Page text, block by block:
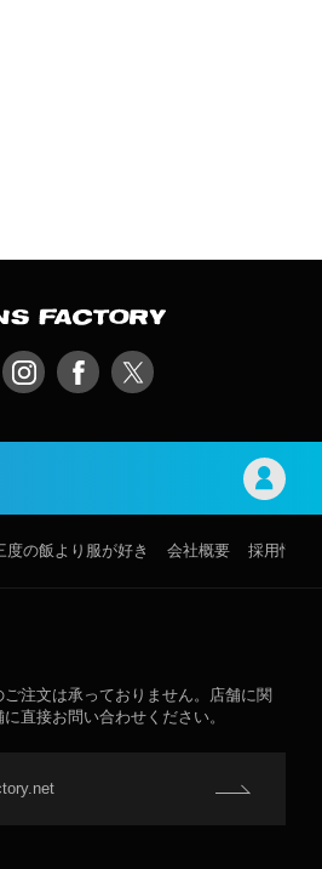
度の飯より服が好き 会社概要 採用情報
注文は承っておりません。店舗に関
直接お問い合わせください。